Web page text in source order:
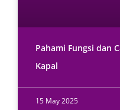
Pahami Fungsi dan
Kapal
15 May 2025